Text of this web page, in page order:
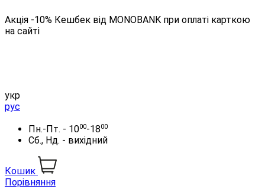
Акція -10% Кешбек від MONOBANK при оплаті карткою
на сайті
укр
рус
Пн.-Пт. - 1000-1800
Сб., Нд. - вихідний
Кошик
Порівняння